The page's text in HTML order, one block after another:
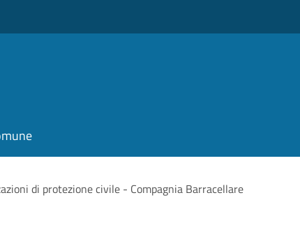
di protezione civile - Compagnia Barracellare